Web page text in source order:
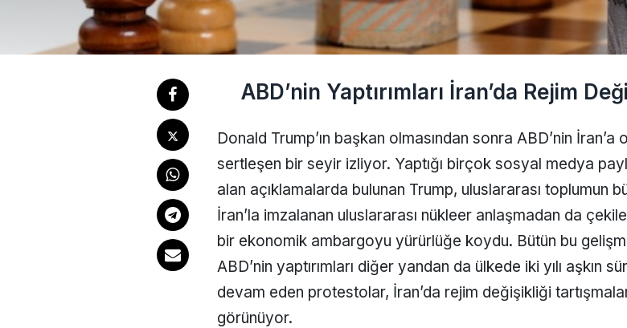
ABD’nin Yaptırımları İran’da Rejim
Donald Trump’ın başkan olmasından sonra ABD’nin İran’a
sertleşen bir seyir izliyor. Yaptığı birçok sosyal medya
alan açıklamalarda bulunan Trump, uluslararası toplumun
İran’la imzalanan uluslararası nükleer anlaşmadan da
bir ekonomik ambargoyu yürürlüğe koydu. Bütün bu
ABD’nin yaptırımları diğer yandan da ülkede iki yılı aşkın
devam eden protestolar, İran’da rejim değişikliği
görünüyor.